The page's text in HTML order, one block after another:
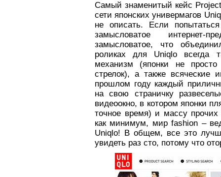
Самый знаменитый кейс
сети японских универмагов
не описать. Если
замысловатое интернет-
замысловатое, что
роликах для Uniqlo всегда
механизм (японки не
стрелок), а также всяческие
прошлом году каждый
на свою страничку
видеоокно, в котором японки
точное время) и массу
как минимум, мир fashion –
Uniqlo! В общем, все это
увидеть раз сто, потому что